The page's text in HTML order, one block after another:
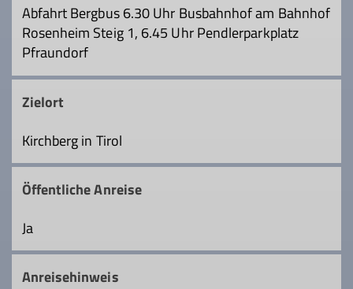
Abfahrt Bergbus 6.30 Uhr Busbahnhof am Bahnhof
Rosenheim Steig 1, 6.45 Uhr Pendlerparkplatz
Pfraundorf
Zielort
Kirchberg in Tirol
Öffentliche Anreise
Ja
Anreisehinweis